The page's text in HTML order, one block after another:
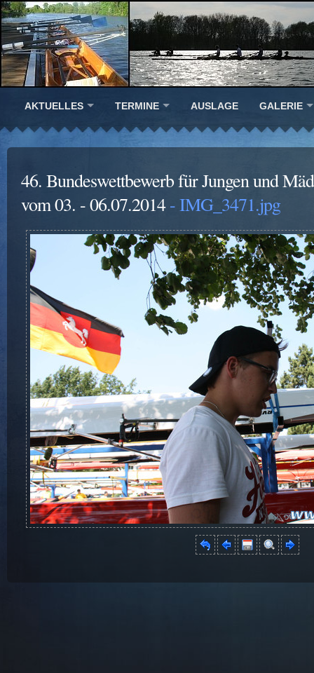
AKTUELLES TERMINE AUSLAGE GALERIE
46. Bundeswettbewerb für Jungen und
vom 03. - 06.07.2014- IMG_3471.jpg